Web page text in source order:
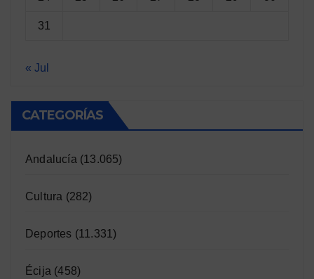
31
« Jul
CATEGORÍAS
Andalucía (13.065)
Cultura (282)
Deportes (11.331)
Écija (458)